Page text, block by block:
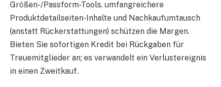
Größen-/Passform-Tools, umfangreichere
Produktdetailseiten-Inhalte und Nachkaufumtausch
(anstatt Rückerstattungen) schützen die Margen.
Bieten Sie sofortigen Kredit bei Rückgaben für
Treuemitglieder an; es verwandelt ein Verlustereignis
in einen Zweitkauf.